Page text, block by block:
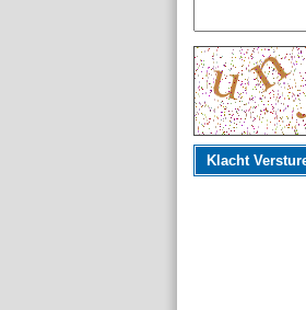
Klacht